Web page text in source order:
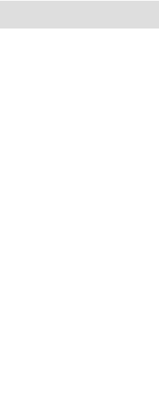
諧與美，這背後其實充滿了
助理教授／數感實驗室創辦